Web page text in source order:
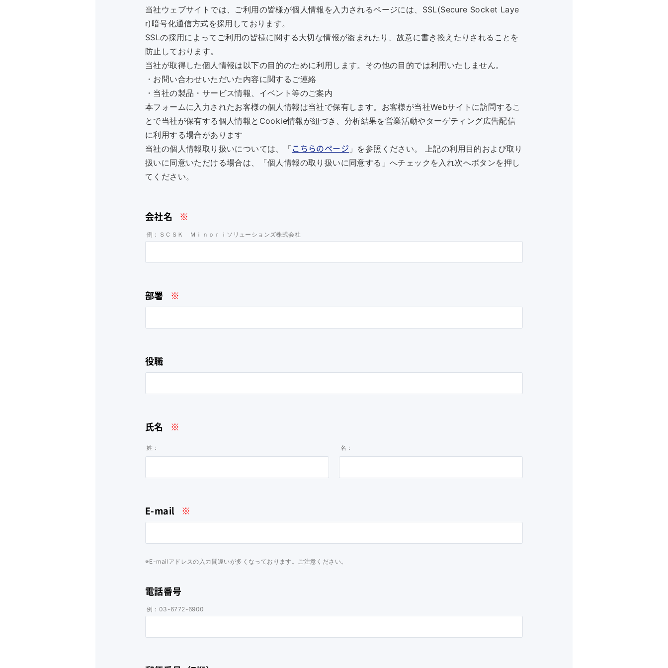
当社ウェブサイトでは、ご利用の皆様が個人情報を入力されるページには、SSL(Secure Socket Laye
r)暗号化通信方式を採用しております。
SSLの採用によってご利用の皆様に関する大切な情報が盗まれたり、故意に書き換えたりされることを
防止しております。
当社が取得した個人情報は以下の目的のために利用します。その他の目的では利用いたしません。
・お問い合わせいただいた内容に関するご連絡
・当社の製品・サービス情報、イベント等のご案内
本フォームに入力されたお客様の個人情報は当社で保有します。お客様が当社Webサイトに訪問するこ
とで当社が保有する個人情報とCookie情報が紐づき、分析結果を営業活動やターゲティング広告配信
に利用する場合があります
当社の個人情報取り扱いについては、「こちらのページ 」を参照ください。 上記の利用目的および取り
扱いに同意いただける場合は、「個人情報の取り扱いに同意する」へチェックを入れ次へボタンを押し
てください。
会社名 ※
例：ＳＣＳＫ Ｍｉｎｏｒｉソリューションズ株式会社
部署 ※
役職
氏名 ※
姓： 名：
E-mail ※
※E-mailアドレスの入力間違いが多くなっております。ご注意ください。
電話番号
例：03-6772-6900